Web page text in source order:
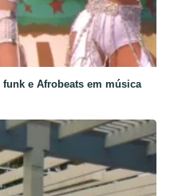
e Afrobeats em música